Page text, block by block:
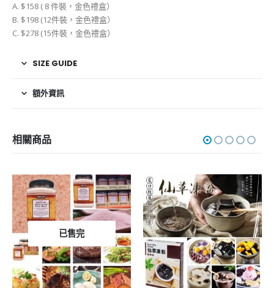
A. $158 ( 8 件裝，金色禮盒）
B. $198 (12件裝，金色禮盒）
C. $278 (15件裝，金色禮盒）
SIZE GUIDE
額外資訊
相關商品
已售完